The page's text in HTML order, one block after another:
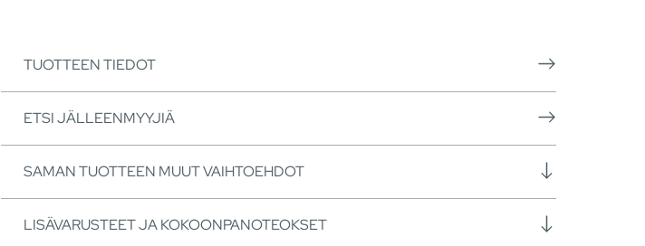
TUOTTEEN TIEDOT
ETSI JÄLLEENMYYJIÄ
SAMAN TUOTTEEN MUUT VAIHTOEHDOT
LISÄVARUSTEET JA KOKOONPANOTEOKSET